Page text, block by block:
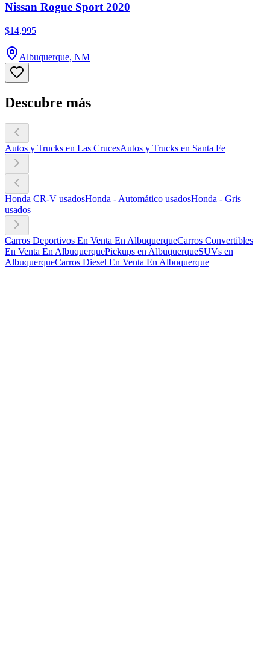
Nissan Rogue Sport 2020
$14,995
Albuquerque, NM
Descubre más
Autos y Trucks en Las CrucesAutos y Trucks en Santa Fe
Honda CR-V usadosHonda - Automático usadosHonda - Gris
usados
Carros Deportivos En Venta En AlbuquerqueCarros Convertibles
En Venta En AlbuquerquePickups en AlbuquerqueSUVs en
AlbuquerqueCarros Diesel En Venta En Albuquerque